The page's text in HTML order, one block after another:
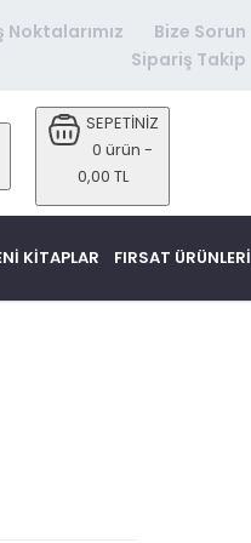
Noktalarımız
Bize Sorun
Sipariş Takip
SEPETİNİZ
0 ürün -
0,00 TL
FIRSAT ÜRÜNLERI
KITAPLAR